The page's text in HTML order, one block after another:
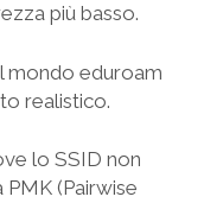
più basso.
mondo eduroam
realistico.
lo SSID non
(Pairwise